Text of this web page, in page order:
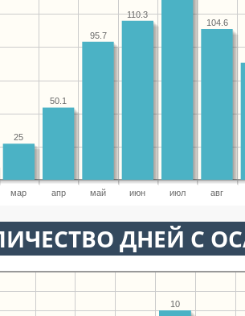
мар апр май июн июл авг
104.6
110.3
95.7
50.1
25
ДНЕЙ С
10